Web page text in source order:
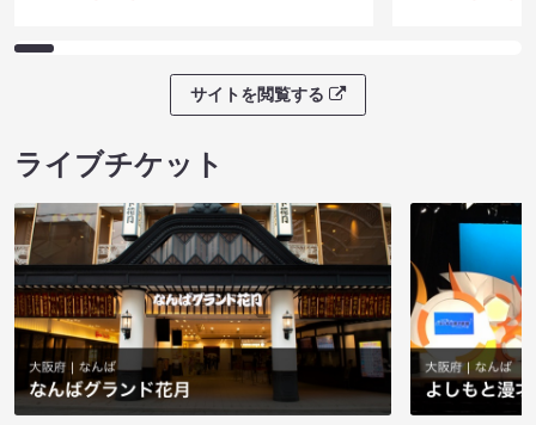
サイトを閲覧する
ライブチケット